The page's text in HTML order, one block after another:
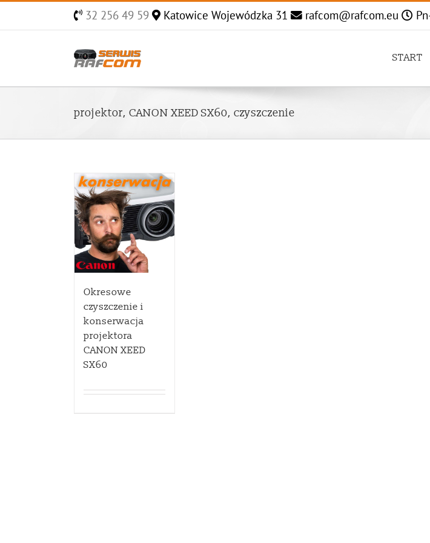
32 256 49 59 Katowice Wojewódzka 31 rafcom@rafcom.eu
START
projektor, CANON XEED SX60, czyszczenie
Okresowe
czyszczenie i
konserwacja
projektora
CANON XEED
SX60